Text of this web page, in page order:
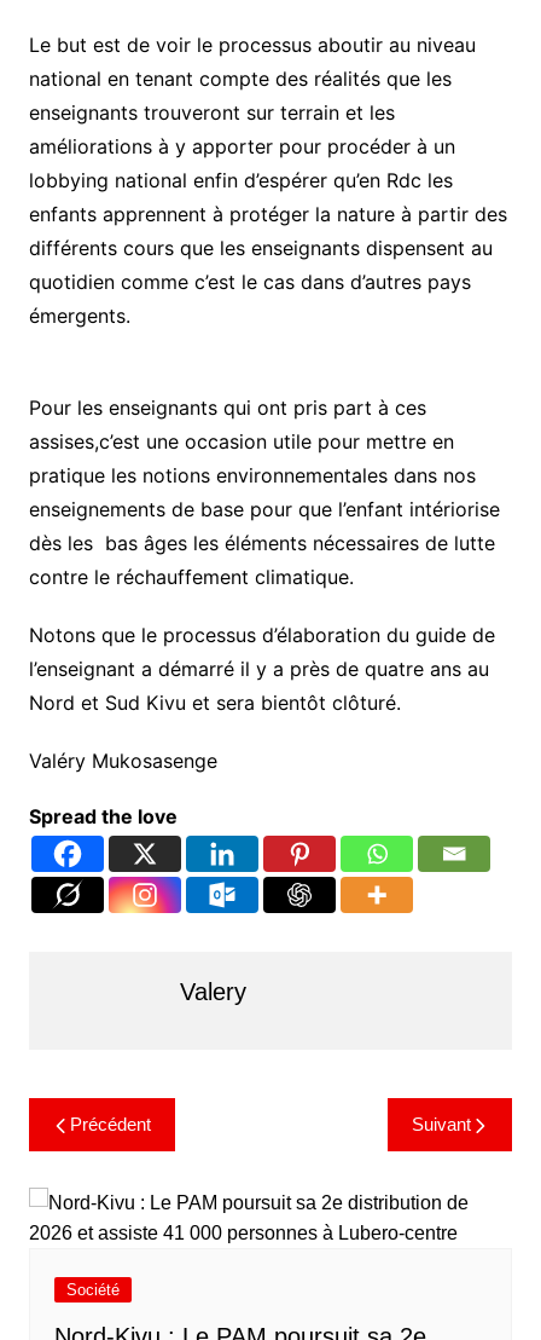
Le but est de voir le processus aboutir au niveau
national en tenant compte des réalités que les
enseignants trouveront sur terrain et les
améliorations à y apporter pour procéder à un
lobbying national enfin d’espérer qu’en Rdc les
enfants apprennent à protéger la nature à partir des
différents cours que les enseignants dispensent au
quotidien comme c’est le cas dans d’autres pays
émergents.
Pour les enseignants qui ont pris part à ces
assises,c’est une occasion utile pour mettre en
pratique les notions environnementales dans nos
enseignements de base pour que l’enfant intériorise
dès les bas âges les éléments nécessaires de lutte
contre le réchauffement climatique.
Notons que le processus d’élaboration du guide de
l’enseignant a démarré il y a près de quatre ans au
Nord et Sud Kivu et sera bientôt clôturé.
Valéry Mukosasenge
Spread the love
Valery
Précédent Suivant
Société